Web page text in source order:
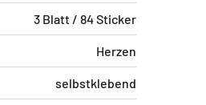
3 Blatt / 84 Sticker
Herzen
selbstklebend